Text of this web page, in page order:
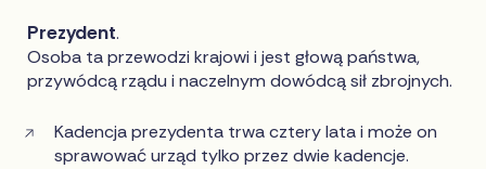
Prezydent.
Osoba ta przewodzi krajowi i jest głową państwa,
przywódcą rządu i naczelnym dowódcą sił zbrojnych.
Kadencja prezydenta trwa cztery lata i może on
sprawować urząd tylko przez dwie kadencje.